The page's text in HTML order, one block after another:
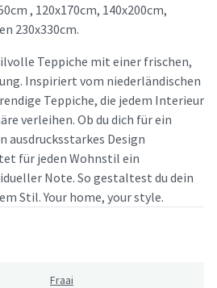
, 120x170cm, 140x200cm,
230x330cm.
Teppiche mit einer frischen,
Inspiriert vom niederländischen
Teppiche, die jedem Interieur
verleihen. Ob du dich für ein
ausdrucksstarkes Design
für jeden Wohnstil ein
Note. So gestaltest du dein
Stil. Your home, your style.
Fraai